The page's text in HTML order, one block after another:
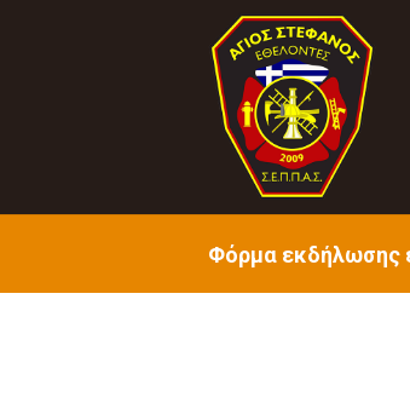
Φόρμα εκδήλωσης